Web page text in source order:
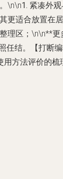
\n\n1. 紧凑外
适合放置
区；\n\n**
结。【打
用方法评价的梳